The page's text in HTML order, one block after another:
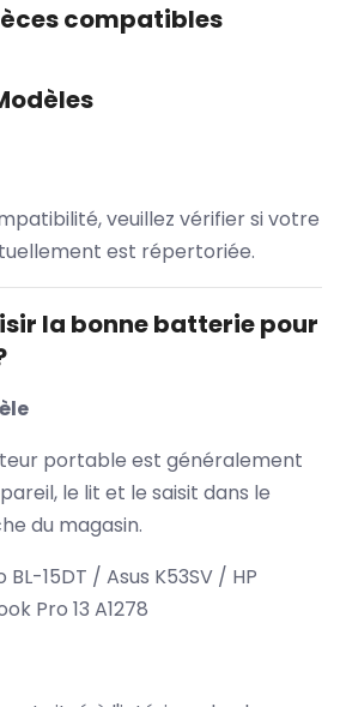
compatibles
veuillez vérifier si votre
est répertoriée.
la bonne batterie pour
portable est généralement
le lit et le saisit dans le
du magasin.
15DT / Asus K53SV / HP
Pro 13 A1278